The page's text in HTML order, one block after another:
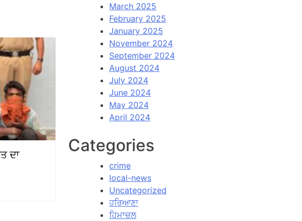
ਦਾ
March 2025
February 2025
January 2025
November 2024
September 2024
August 2024
July 2024
June 2024
May 2024
April 2024
Categories
crime
local-news
Uncategorized
ਹਰਿਆਣਾ
ਹਿਮਾਚਲ